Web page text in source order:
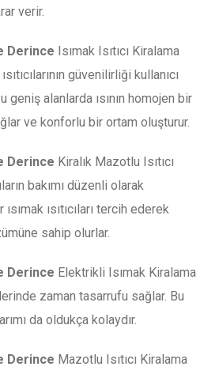
verir.
Derince Isımak Isıtıcı Kiralama
güvenilirliği kullanıcı
geniş alanlarda ısının homojen bir
ve konforlu bir ortam oluşturur.
Derince Kiralık Mazotlu Isıtıcı
bakımı düzenli olarak
ısımak ısıtıcıları tercih ederek
sahip olurlar.
Derince Elektrikli Isımak Kiralama
zaman tasarrufu sağlar. Bu
da oldukça kolaydır.
Derince Mazotlu Isıtıcı Kiralama